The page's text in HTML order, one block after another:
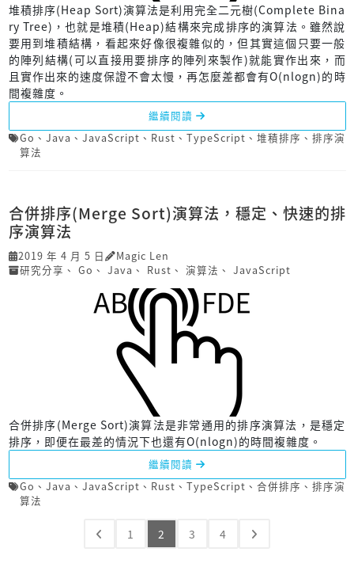
堆積排序(Heap Sort)演算法是利用完全二元樹(Complete Bina
ry Tree)，也就是堆積(Heap)結構來完成排序的演算法。雖然說
要用到堆積結構，看起來好像很複雜似的，但其實這個只要一般
的陣列結構(可以直接用要排序的陣列來製作)就能實作出來，而
且實作出來的速度保證不會太慢，再怎麼差都會有O(nlogn)的時
間複雜度。
繼續閱讀
Go 、 Java 、 JavaScript 、 Rust 、 TypeScript 、 堆積排序 、 排序演
算法
合併排序(Merge Sort)演算法，穩定、快速的排
序演算法
2019 年 4 月 5 日
Magic Len
研究分享 、 Go 、 Java 、 Rust 、 演算法 、 JavaScript
合併排序(Merge Sort)演算法是非常通用的排序演算法，是穩定
排序，即便在最差的情況下也還有O(nlogn)的時間複雜度。
繼續閱讀
Go 、 Java 、 JavaScript 、 Rust 、 TypeScript 、 合併排序 、 排序演
算法
1 2 3 4